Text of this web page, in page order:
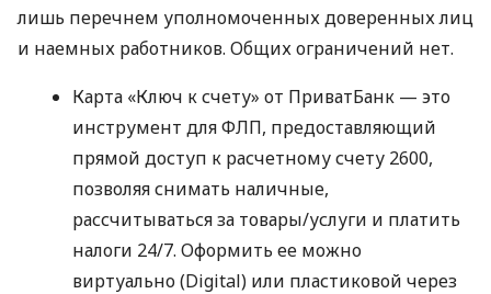
лишь перечнем уполномоченных доверенных лиц
и наемных работников. Общих ограничений нет.
Карта «Ключ к счету» от ПриватБанк — это
инструмент для ФЛП, предоставляющий
прямой доступ к расчетному счету 2600,
позволяя снимать наличные,
рассчитываться за товары/услуги и платить
налоги 24/7. Оформить ее можно
виртуально (Digital) или пластиковой через